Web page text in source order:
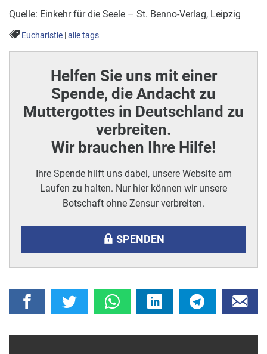
Quelle: Einkehr für die Seele – St. Benno-Verlag, Leipzig
Eucharistie |alle tags
Helfen Sie uns mit einer
Spende, die Andacht zu
Muttergottes in Deutschland zu
verbreiten.
Wir brauchen Ihre Hilfe!
Ihre Spende hilft uns dabei, unsere Website am
Laufen zu halten. Nur hier können wir unsere
Botschaft ohne Zensur verbreiten.
SPENDEN